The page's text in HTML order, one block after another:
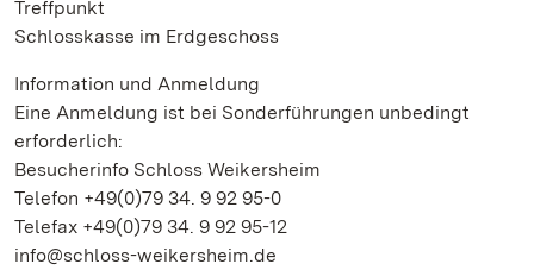
Treffpunkt
Schlosskasse im Erdgeschoss
Information und Anmeldung
Eine Anmeldung ist bei Sonderführungen unbedingt
erforderlich:
Besucherinfo Schloss Weikersheim
Telefon +49(0)79 34. 9 92 95-0
Telefax +49(0)79 34. 9 92 95-12
info@schloss-weikersheim.de